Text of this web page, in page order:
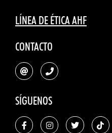
LÍNEA DE ÉTICA AHF
CONTACTO
SÍGUENOS